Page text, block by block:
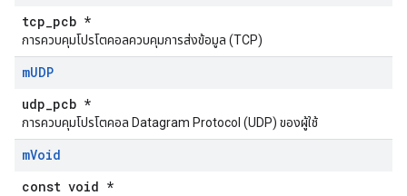
tcp_pcb *
การควบคุมโปรโตคอลควบคุมการส่งข้อมูล (TCP)
mUDP
udp_pcb *
การควบคุมโปรโตคอล Datagram Protocol (UDP) ของผู้ใช้
mVoid
const void *